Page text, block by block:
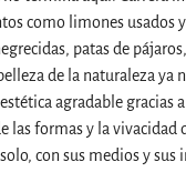
como limones usados
patas de
de la naturaleza ya
agradable gracias
las formas y la vivacidad
con sus medios y sus